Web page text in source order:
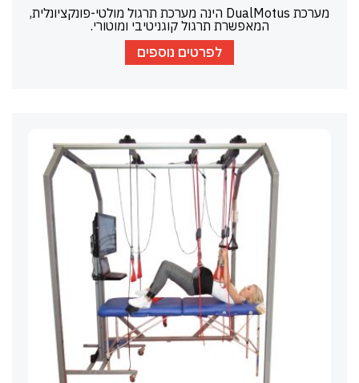
מערכת DualMotus הינה מערכת תרגול מולטי-פונקציונלית,
המאפשרת תרגול קוגניטיבי ומוטורי.
לפרטים נוספים